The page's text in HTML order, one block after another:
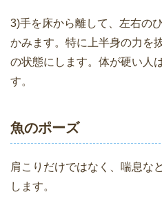
3)手を床から離して、左右の
かみます。特に上半身の力を
の状態にします。体が硬い人
す。
魚のポーズ
肩こりだけではなく、喘息な
します。